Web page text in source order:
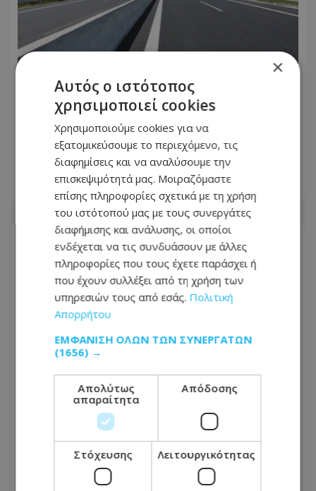
Προσοχή οδηγοί: Έκλεισε δρόμος στο
Παραλίμνι –Αυτός είναι ο λόγος
08.08.2026 - 12:14
Ωρες αγωνίας για τον 58χρονο Georgi:
Εξαφανίστηκε στη Λευκωσία - Toν
ψάχνουν μια εβδομάδα - Φωτογραφία
08.08.2026 - 10:32
×
Αυτός ο ιστότοπος
χρησιμοποιεί cookies
Χρησιμοποιούμε cookies για να
εξατομικεύσουμε το περιεχόμενο, τις
διαφημίσεις και να αναλύσουμε την
επισκεψιμότητά μας. Μοιραζόμαστε
επίσης πληροφορίες σχετικά με τη χρήση
του ιστότοπού μας με τους συνεργάτες
διαφήμισης και ανάλυσης, οι οποίοι
ενδέχεται να τις συνδυάσουν με άλλες
πληροφορίες που τους έχετε παράσχει ή
που έχουν συλλέξει από τη χρήση των
υπηρεσιών τους από εσάς. Πολιτική
Απορρήτου
ΕΜΦΆΝΙΣΗ ΌΛΩΝ ΤΩΝ ΣΥΝΕΡΓΑΤΏΝ
(1656) →
Απολύτως
απαραίτητα
Απόδοσης
Στόχευσης Λειτουργικότητας